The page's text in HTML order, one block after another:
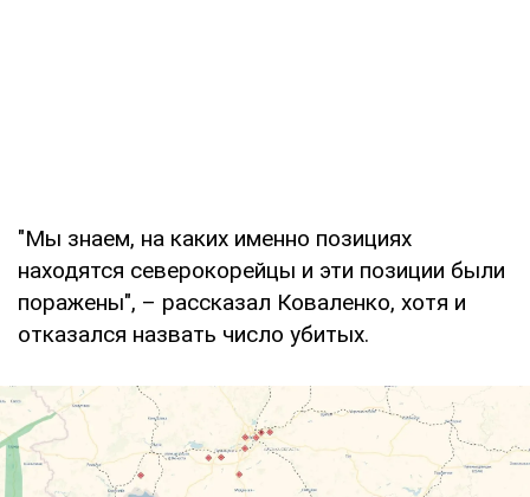
"Мы знаем, на каких именно позициях
находятся северокорейцы и эти позиции были
поражены", – рассказал Коваленко, хотя и
отказался назвать число убитых.